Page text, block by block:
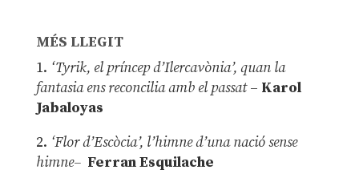
MÉS LLEGIT
1. ‘Tyrik, el príncep d’Ilercavònia’, quan la
fantasia ens reconcilia amb el passat– Karol
Jabaloyas
2. ‘Flor d’Escòcia’, l’himne d’una nació sense
himne– Ferran Esquilache